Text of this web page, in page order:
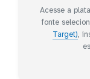
Acesse a
fonte
Target),